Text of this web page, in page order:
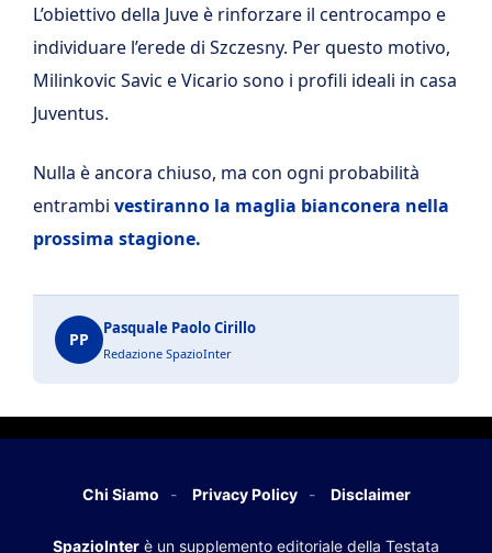
L’obiettivo della Juve è rinforzare il centrocampo e
individuare l’erede di Szczesny. Per questo motivo,
Milinkovic Savic e Vicario sono i profili ideali in casa
Juventus.
Nulla è ancora chiuso, ma con ogni probabilità
entrambi vestiranno la maglia bianconera nella
prossima stagione.
PP
Pasquale Paolo Cirillo
Redazione SpazioInter
Chi Siamo Privacy Policy Disclaimer
SpazioInter è un supplemento editoriale della Testata